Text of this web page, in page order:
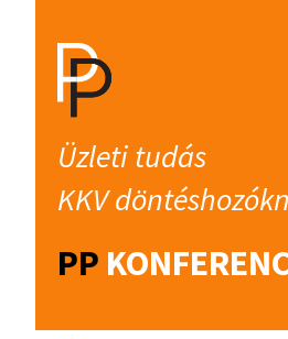
Üzleti tudás
KKV
PP